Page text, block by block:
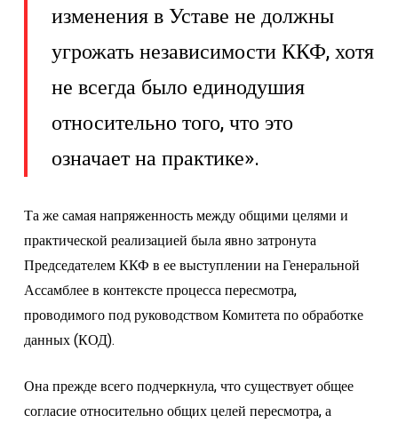
изменения в Уставе не должны
угрожать независимости ККФ, хотя
не всегда было единодушия
относительно того, что это
означает на практике».
Та же самая напряженность между общими целями и
практической реализацией была явно затронута
Председателем ККФ в ее выступлении на Генеральной
Ассамблее в контексте процесса пересмотра,
проводимого под руководством Комитета по обработке
данных (КОД).
Она прежде всего подчеркнула, что существует общее
согласие относительно общих целей пересмотра, а